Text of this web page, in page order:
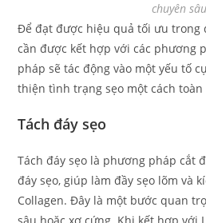
chuyên sâu
Để đạt được hiệu quả tối ưu trong
cần được kết hợp với các phương
pháp sẽ tác động vào một yếu tố
thiện tình trạng sẹo một cách toàn
Tách đáy sẹo
Tách đáy sẹo là phương pháp cắt
đáy sẹo, giúp làm đầy sẹo lõm và
Collagen. Đây là một bước quan